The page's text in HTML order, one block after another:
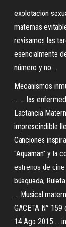
explotación
maternas
revisamos las
esencialmente
número y no ...
Mecanismos
... ... las
Lactancia
imprescindible
Canciones
"Aquaman" y la
estrenos de
búsqueda,
... Musical
GACETA N°
14 Ago 2015 ...